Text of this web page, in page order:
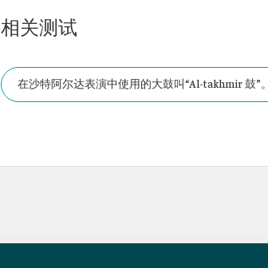
相关测试
在沙特阿尔达表演中使用的大鼓叫“Al-takhmir 鼓”。